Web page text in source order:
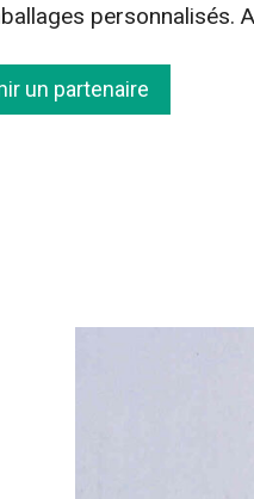
personnalisés.
un partenaire